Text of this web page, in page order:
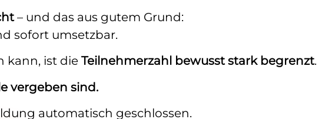
– und das aus gutem Grund:
sofort umsetzbar.
kann, ist die Teilnehmerzahl bewusst stark begrenzt.
vergeben sind.
automatisch geschlossen.